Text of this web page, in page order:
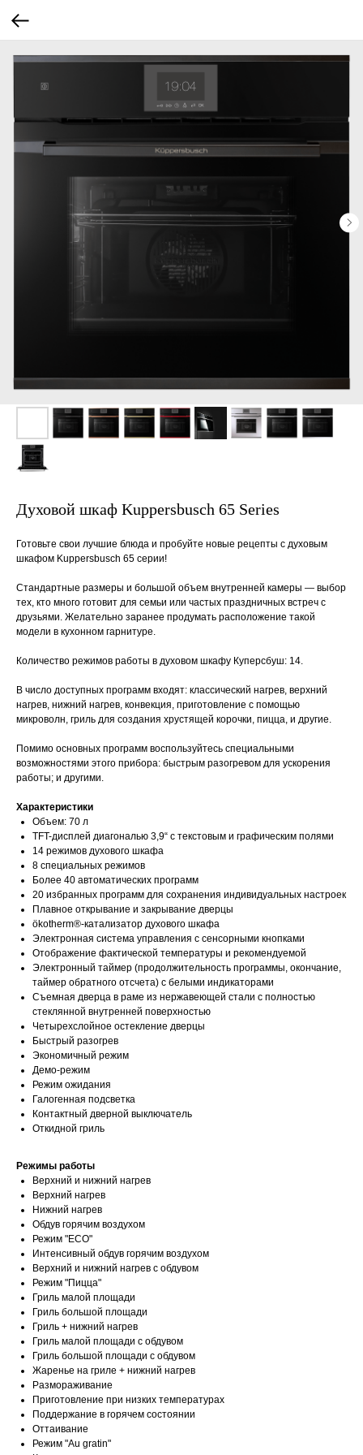
Духовой шкаф Kuppersbusch 65 Series
Готовьте свои лучшие блюда и пробуйте новые рецепты с духовым
шкафом Kuppersbusch 65 серии!
Стандартные размеры и большой объем внутренней камеры — выбор
тех, кто много готовит для семьи или частых праздничных встреч с
друзьями. Желательно заранее продумать расположение такой
модели в кухонном гарнитуре.
Количество режимов работы в духовом шкафу Куперсбуш: 14.
В число доступных программ входят: классический нагрев, верхний
нагрев, нижний нагрев, конвекция, приготовление с помощью
микроволн, гриль для создания хрустящей корочки, пицца, и другие.
Помимо основных программ воспользуйтесь специальными
возможностями этого прибора: быстрым разогревом для ускорения
работы; и другими.
Характеристики
Объем: 70 л
TFT-дисплей диагональю 3,9“ с текстовым и графическим полями
14 режимов духового шкафа
8 специальных режимов
Более 40 автоматических программ
20 избранных программ для сохранения индивидуальных настроек
Плавное открывание и закрывание дверцы
ökotherm®-катализатор духового шкафа
Электронная система управления с сенсорными кнопками
Отображение фактической температуры и рекомендуемой
Электронный таймер (продолжительность программы, окончание,
таймер обратного отсчета) с белыми индикаторами
Съемная дверца в раме из нержавеющей стали с полностью
стеклянной внутренней поверхностью
Четырехслойное остекление дверцы
Быстрый разогрев
Экономичный режим
Демо-режим
Режим ожидания
Галогенная подсветка
Контактный дверной выключатель
Откидной гриль
Режимы работы
Верхний и нижний нагрев
Верхний нагрев
Нижний нагрев
Обдув горячим воздухом
Режим "ECO"
Интенсивный обдув горячим воздухом
Верхний и нижний нагрев с обдувом
Режим "Пицца"
Гриль малой площади
Гриль большой площади
Гриль + нижний нагрев
Гриль малой площади с обдувом
Гриль большой площади с обдувом
Жаренье на гриле + нижний нагрев
Размораживание
Приготовление при низких температурах
Поддержание в горячем состоянии
Оттаивание
Режим "Au gratin"